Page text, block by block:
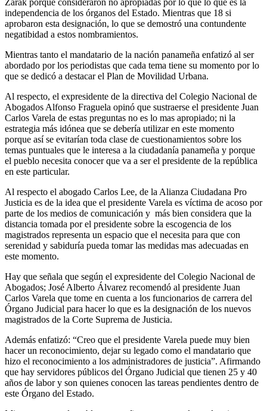
Zarak porque consideraron no apropiadas por lo que lo que es la
independencia de los órganos del Estado. Mientras que 18 si
aprobaron esta designación, lo que se demostró una contundente
negatibidad a estos nombramientos.
Mientras tanto el mandatario de la nación panameña enfatizó al ser
abordado por los periodistas que cada tema tiene su momento por lo
que se dedicó a destacar el Plan de Movilidad Urbana.
Al respecto, el expresidente de la directiva del Colegio Nacional de
Abogados Alfonso Fraguela opinó que sustraerse el presidente Juan
Carlos Varela de estas preguntas no es lo mas apropiado; ni la
estrategia más idónea que se debería utilizar en este momento
porque así se evitarían toda clase de cuestionamientos sobre los
temas puntuales que le interesa a la ciudadanía panameña y porque
el pueblo necesita conocer que va a ser el presidente de la república
en este particular.
Al respecto el abogado Carlos Lee, de la Alianza Ciudadana Pro
Justicia es de la idea que el presidente Varela es víctima de acoso por
parte de los medios de comunicación y más bien considera que la
distancia tomada por el presidente sobre la escogencia de los
magistrados representa un espacio que el necesita para que con
serenidad y sabiduría pueda tomar las medidas mas adecuadas en
este momento.
Hay que señala que según el expresidente del Colegio Nacional de
Abogados; José Alberto Álvarez recomendó al presidente Juan
Carlos Varela que tome en cuenta a los funcionarios de carrera del
Órgano Judicial para hacer lo que es la designación de los nuevos
magistrados de la Corte Suprema de Justicia.
Además enfatizó: “Creo que el presidente Varela puede muy bien
hacer un reconocimiento, dejar su legado como el mandatario que
hizo el reconocimiento a los administradores de justicia”. Afirmando
que hay servidores públicos del Órgano Judicial que tienen 25 y 40
años de labor y son quienes conocen las tareas pendientes dentro de
este Órgano del Estado.